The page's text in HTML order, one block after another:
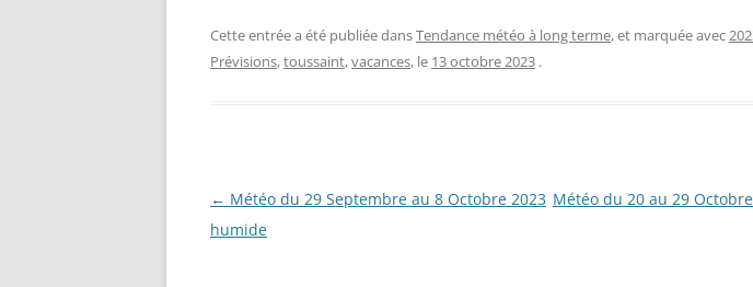
Cette entrée a été publiée dansTendance météo à long terme, et marquée avec
Prévisions,toussaint,vacances, le 13 octobre 2023 .
Navigation
des
← Météo du 29 Septembre au 8 Octobre 2023
humide
Météo du 20 au 29